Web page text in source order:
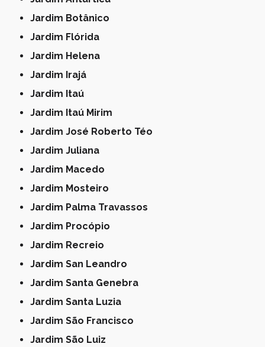
Jardim Botânico
Jardim Flórida
Jardim Helena
Jardim Irajá
Jardim Itaú
Jardim Itaú Mirim
Jardim José Roberto Téo
Jardim Juliana
Jardim Macedo
Jardim Mosteiro
Jardim Palma Travassos
Jardim Procópio
Jardim Recreio
Jardim San Leandro
Jardim Santa Genebra
Jardim Santa Luzia
Jardim São Francisco
Jardim São Luiz